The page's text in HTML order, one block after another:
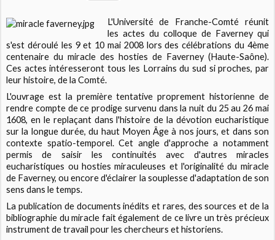
L'Université de Franche-Comté réunit
les actes du colloque de Faverney qui
s'est déroulé les 9 et 10 mai 2008 lors des célébrations du 4ème
centenaire du miracle des hosties de Faverney (Haute-Saône).
Ces actes intéresseront tous les Lorrains du sud si proches, par
leur histoire, de la Comté.
L'ouvrage est la première tentative proprement historienne de
rendre compte de ce prodige survenu dans la nuit du 25 au 26 mai
1608, en le replaçant dans l'histoire de la dévotion eucharistique
sur la longue durée, du haut Moyen Âge à nos jours, et dans son
contexte spatio-temporel. Cet angle d'approche a notamment
permis de saisir les continuités avec d'autres miracles
eucharistiques ou hosties miraculeuses et l'originalité du miracle
de Faverney, ou encore d'éclairer la souplesse d'adaptation de son
sens dans le temps.
La publication de documents inédits et rares, des sources et de la
bibliographie du miracle fait également de ce livre un très précieux
instrument de travail pour les chercheurs et historiens.